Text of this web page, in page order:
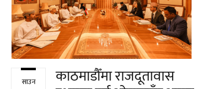
साउन
काठमाडौँमा राजदूतावास